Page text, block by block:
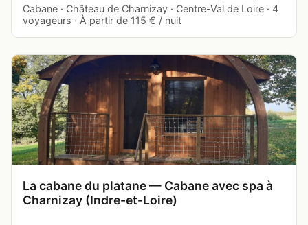
Cabane · Château de Charnizay · Centre-Val de Loire · 4
voyageurs · À partir de 115 € / nuit
La cabane du platane — Cabane avec spa à
Charnizay (Indre-et-Loire)